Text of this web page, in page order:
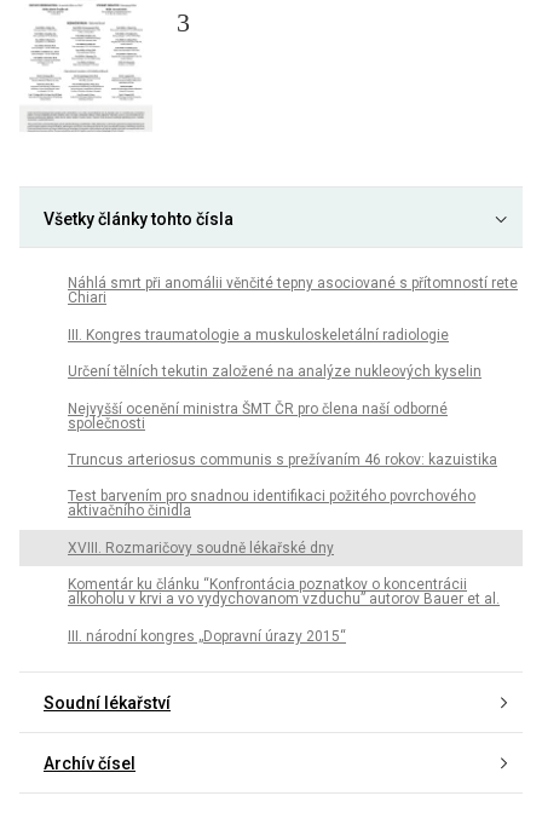
3
Všetky články tohto čísla
Náhlá smrt při anomálii věnčité tepny asociované s přítomností rete
Chiari
III. Kongres traumatologie a muskuloskeletální radiologie
Určení tělních tekutin založené na analýze nukleových kyselin
Nejvyšší ocenění ministra ŠMT ČR pro člena naší odborné
společnosti
Truncus arteriosus communis s prežívaním 46 rokov: kazuistika
Test barvením pro snadnou identifikaci požitého povrchového
aktivačního činidla
XVIII. Rozmaričovy soudně lékařské dny
Komentár ku článku “Konfrontácia poznatkov o koncentrácii
alkoholu v krvi a vo vydychovanom vzduchu” autorov Bauer et al.
III. národní kongres „Dopravní úrazy 2015“
Soudní lékařství
Archív čísel